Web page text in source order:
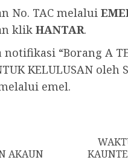
No. TAC melalui
klik HANTAR.
“Borang A
KELULUSAN
emel.
Previous
AKAUN